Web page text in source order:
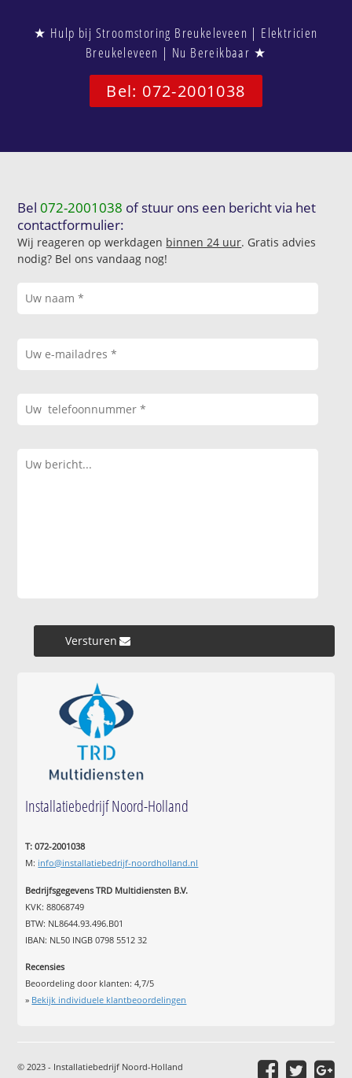
★ Hulp bij Stroomstoring Breukeleveen | Elektricien
Breukeleveen | Nu Bereikbaar ★
Bel: 072-2001038
Bel072-2001038 of stuur ons een bericht via het
contactformulier:
Wij reageren op werkdagen binnen 24 uur. Gratis advies
nodig? Bel ons vandaag nog!
Versturen »
Installatiebedrijf Noord-Holland
T: 072-2001038
M: info@installatiebedrijf-noordholland.nl
Bedrijfsgegevens TRD Multidiensten B.V.
KVK: 88068749
BTW: NL8644.93.496.B01
IBAN: NL50 INGB 0798 5512 32
Recensies
Beoordeling door klanten:4,7/5
» Bekijk individuele klantbeoordelingen
© 2023 - Installatiebedrijf Noord-Holland